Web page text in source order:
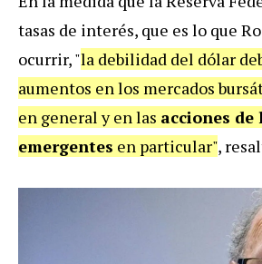
tasas de interés, que es lo que
ocurrir, "la debilidad del dólar
aumentos en los mercados
en general y en las acciones de
emergentes en particular",